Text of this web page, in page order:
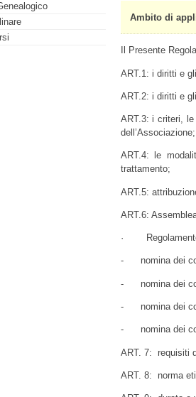
Ambito di
Il Presente
ART.1: i diritti e
ART.2: i diritti e
ART.3: i criteri,
dell’Associazione;
ART.4: le
trattamento;
ART.5:
ART.6:
·
- nomina dei
- nomina dei
- nomina dei
- nomina dei
ART. 7: requisiti
ART. 8: norma